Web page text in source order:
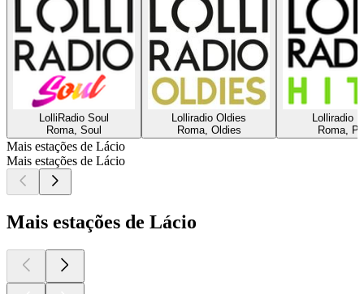
LolliRadio Soul
Roma, Soul
Lolliradio Oldies
Roma, Oldies
Lolliradio
Roma,
Mais estações de Lácio
Mais estações de Lácio
Mais estações de Lácio